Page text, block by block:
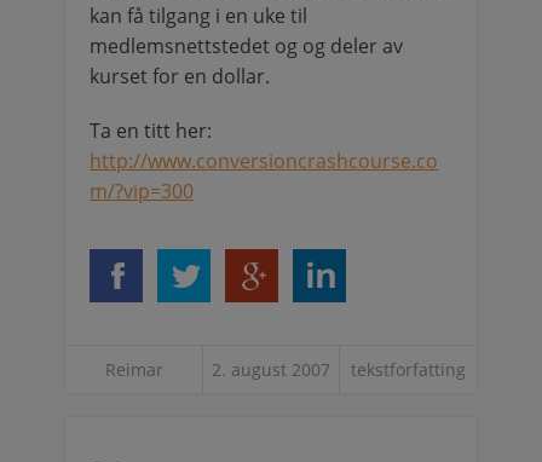
kan få tilgang i en uke til
medlemsnettstedet og og deler av
kurset for en dollar.
Ta en titt her:
http://www.conversioncrashcourse.co
m/?vip=300
Reimar 2. august 2007 tekstforfatting